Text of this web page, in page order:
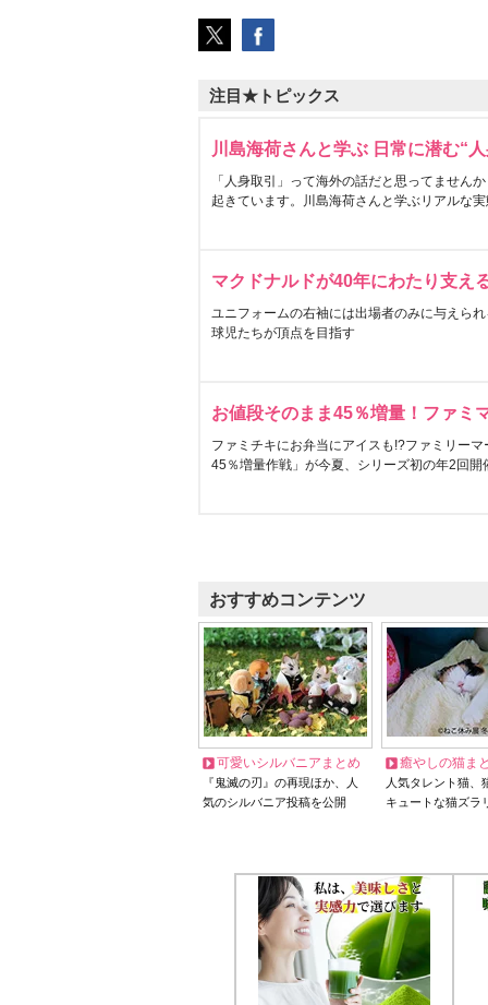
注目★トピックス
川島海荷さんと学ぶ 日常に潜む“
「人身取引」って海外の話だと思ってません
起きています。川島海荷さんと学ぶリアルな
マクドナルドが40年にわたり支え
ユニフォームの右袖には出場者のみに与えら
球児たちが頂点を目指す
お値段そのまま45％増量！ファミ
ファミチキにお弁当にアイスも!?ファミリー
45％増量作戦」が今夏、シリーズ初の年2回開
おすすめコンテンツ
可愛いシルバニアまとめ
『鬼滅の刃』の再現ほか、人
気のシルバニア投稿を公開
癒やしの猫ま
人気タレント猫
キュートな猫ズラ